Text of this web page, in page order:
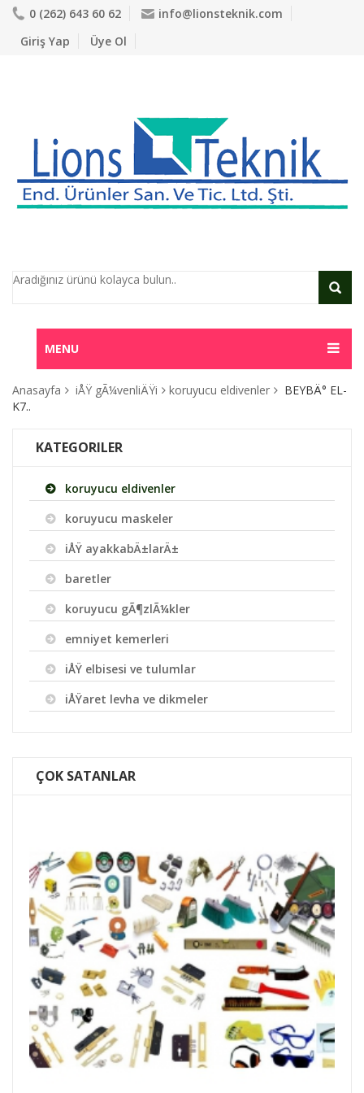
0 (262) 643 60 62
info@lionsteknik.com
Giriş Yap
Üye Ol
MENU
Anasayfa iÅŸ gÃ¼venliÄŸi koruyucu eldivenler
BEYBÄ° EL-
K7..
KATEGORILER
koruyucu eldivenler
koruyucu maskeler
iÅŸ ayakkabÄ±larÄ±
baretler
koruyucu gÃ¶zlÃ¼kler
emniyet kemerleri
iÅŸ elbisesi ve tulumlar
iÅŸaret levha ve dikmeler
ÇOK SATANLAR